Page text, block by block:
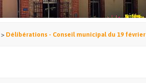
> Délibérations - Conseil municipal du 19 février